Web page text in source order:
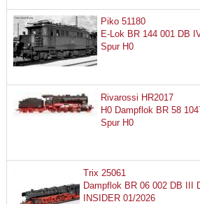
Piko 51180
E-Lok BR 144 001 DB
Spur H0
Rivarossi HR2017
H0 Dampflok BR 58
Spur H0
Trix 25061
Dampflok BR 06 002 DB III
INSIDER 01/2026